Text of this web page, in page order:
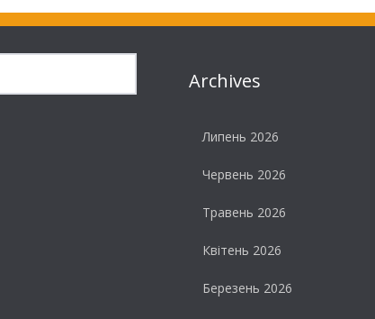
Archives
Липень 2026
Червень 2026
Травень 2026
Квітень 2026
Березень 2026